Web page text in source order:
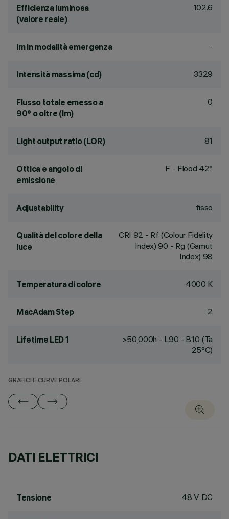
Efficienza luminosa
(valore reale)
102.6
lm in modalità emergenza -
Intensità massima (cd) 3329
Flusso totale emesso a
90° o oltre (lm)
0
Light output ratio (LOR) 81
Ottica e angolo di
emissione
F - Flood 42°
Adjustability fisso
Qualità del colore della
luce
CRI 92 - Rf (Colour Fidelity
Index) 90 - Rg (Gamut
Index) 98
Temperatura di colore 4000 K
MacAdam Step 2
Lifetime LED 1
>50,000h - L90 - B10 (Ta
25°C)
GRAFICI E CURVE POLARI
DATI ELETTRICI
Tensione 48 V DC